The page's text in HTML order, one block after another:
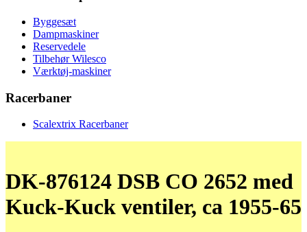
Byggesæt
Dampmaskiner
Reservedele
Tilbehør Wilesco
Værktøj-maskiner
Racerbaner
Scalextrix Racerbaner
DK-876124 DSB CO 2652 med
Kuck-Kuck ventiler, ca 1955-65